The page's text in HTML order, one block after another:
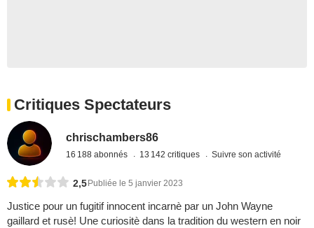
Critiques Spectateurs
chrischambers86
16 188 abonnés 13 142 critiques Suivre son activité
2,5 Publiée le 5 janvier 2023
Justice pour un fugitif innocent incarnè par un John Wayne
gaillard et rusè! Une curiositè dans la tradition du western en noir